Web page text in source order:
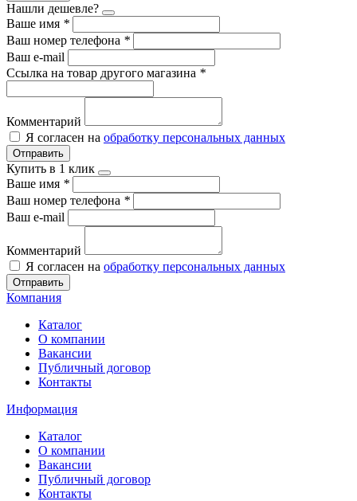
Нашли дешевле?
Ваше имя *
Ваш номер телефона *
Ваш e-mail
Ссылка на товар другого магазина *
Комментарий
Я согласен на обработку персональных данных
Отправить
Купить в 1 клик
Ваше имя *
Ваш номер телефона *
Ваш e-mail
Комментарий
Я согласен на обработку персональных данных
Отправить
Компания
Каталог
О компании
Вакансии
Публичный договор
Контакты
Информация
Каталог
О компании
Вакансии
Публичный договор
Контакты